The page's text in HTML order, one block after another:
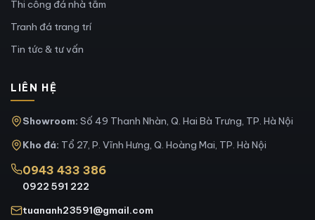
Thi công đá nhà tắm
Tranh đá trang trí
Tin tức & tư vấn
LIÊN HỆ
Showroom: Số 49 Thanh Nhàn, Q. Hai Bà Trưng, TP. Hà Nội
Kho đá: Tổ 27, P. Vĩnh Hưng, Q. Hoàng Mai, TP. Hà Nội
0943 433 386
0922 591 222
tuananh23591@gmail.com